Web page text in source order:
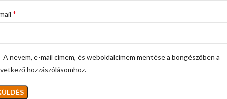
*
A nevem, e-mail címem, és weboldalcímem mentése a böngészőben a
hozzászólásomhoz.